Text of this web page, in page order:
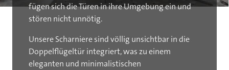
fügen sich die Türen in ihre Umgebung ein und
stören nicht unnötig.
Unsere Scharniere sind völlig unsichtbar in die
Doppelflügeltür integriert, was zu einem
eleganten und minimalistischen